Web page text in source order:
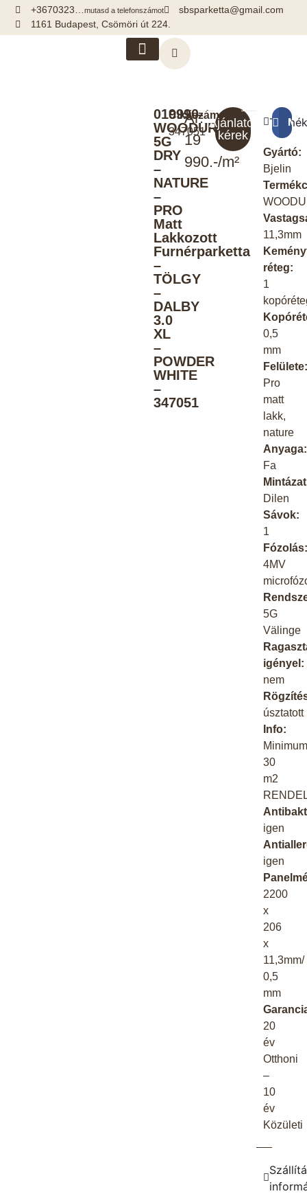
+3670323…mutasd a telefonszámot
sbsparketta@gmail.com
1161 Budapest, Csömöri út 224.
019990-
WOODURA
5G
DRY
–
NATURE
–
PRO
Matt
Lakkozott
Furnérparketta
–
TÖLGY
–
DALBY
3.0
XL
–
POWDER
WHITE
–
347051
Cikkszám:
347051
Ár:
19
990.-/m²
Ajánlatot
kérek
Gyártó:
Bjelin
11,3mm
réteg:
1
0,5
mm
Pro
matt
lakk,
nature
Anyaga:
Fa
Dilen
Sávok:
1
4MV
5G
Välinge
igényel:
nem
úsztatott
Info:
30
m2
igen
igen
2200
x
206
x
11,3mm/
0,5
mm
20
év
Otthoni
–
10
év
Közületi